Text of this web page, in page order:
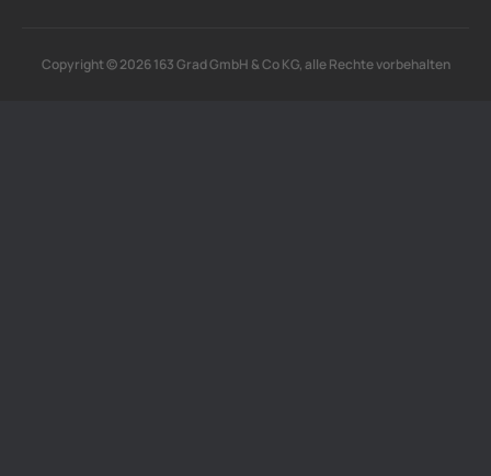
Copyright © 2026 163 Grad GmbH & Co KG, alle Rechte vorbehalten